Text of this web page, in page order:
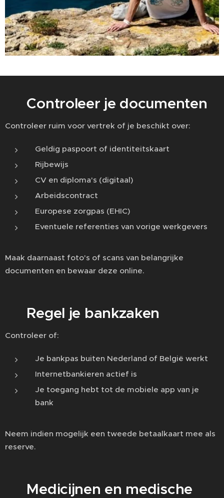
📋 Controleer je documenten
Controleer ruim voor vertrek of je beschikt over:
Geldig paspoort of identiteitskaart
Rijbewijs
CV en diploma's (digitaal)
Arbeidscontract
Europese zorgpas (EHIC)
Eventuele referenties van vorige werkgevers
Maak daarnaast foto's of scans van belangrijke
documenten en bewaar deze online.
💳 Regel je bankzaken
Controleer of:
Je bankpas buiten Nederland of België werkt
Internetbankieren actief is
Je toegang hebt tot de mobiele app van je
bank
Neem indien mogelijk een tweede betaalkaart mee als
reserve.
💊 Medicijnen en medische